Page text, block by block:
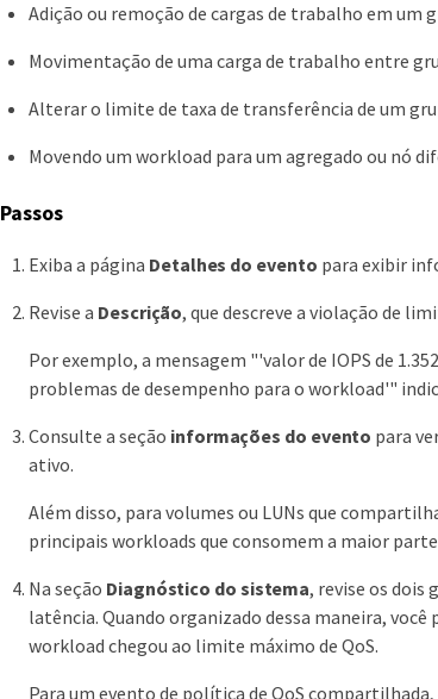
Adição ou remoção de cargas de trabalho em um
Movimentação de uma carga de trabalho entre
Alterar o limite de taxa de transferência de um
Movendo um workload para um agregado ou nó
Passos
Exiba a página Detalhes do evento para exibir
Revise a Descrição, que descreve a violação de
Por exemplo, a mensagem "'valor de IOPS de
problemas de desempenho para o workload'"
Consulte a seção informações do evento para
ativo.
Além disso, para volumes ou LUNs que
principais workloads que consomem a maior parte
Na seção Diagnóstico do sistema, revise os dois
latência. Quando organizado dessa maneira,
workload chegou ao limite máximo de QoS.
Para um evento de política de QoS